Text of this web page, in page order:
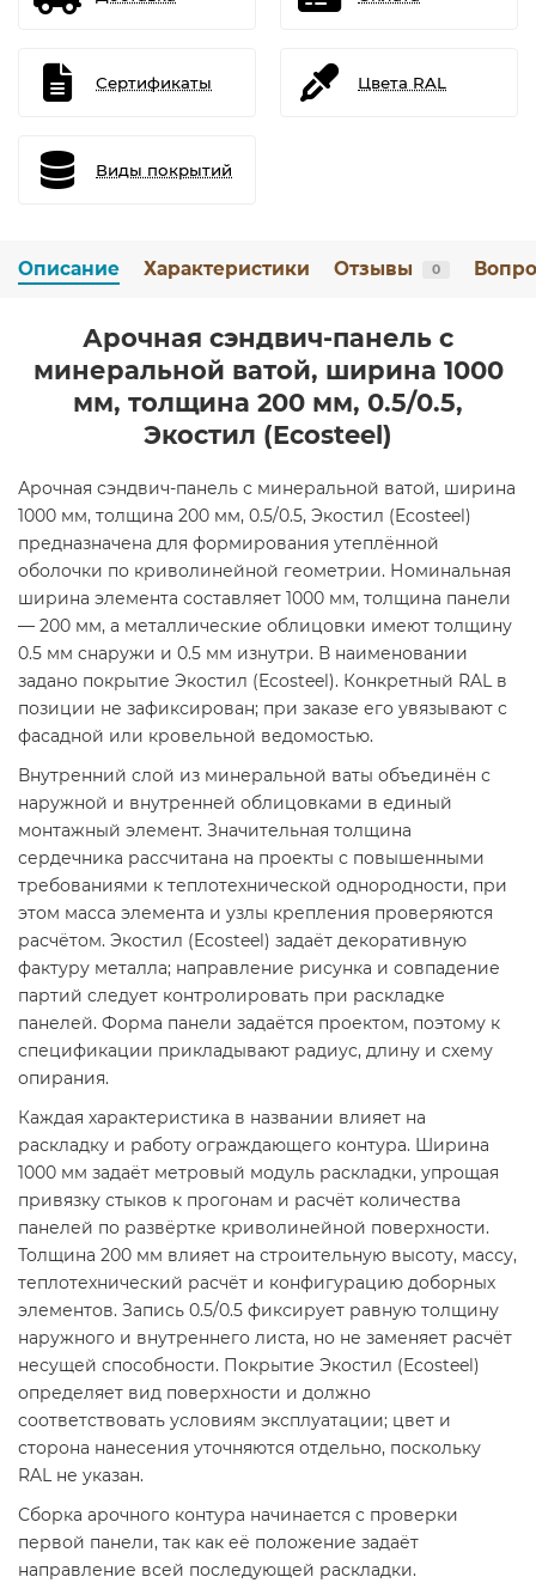
Сертификаты Цвета RAL
Виды покрытий
Описание Характеристики Отзывы 0
Арочная сэндвич-панель с
минеральной ватой, ширина 1000
мм, толщина 200 мм, 0.5/0.5,
Экостил (Ecosteel)
Арочная сэндвич-панель с минеральной ватой, ширина
1000 мм, толщина 200 мм, 0.5/0.5, Экостил (Ecosteel)
предназначена для формирования утеплённой
оболочки по криволинейной геометрии. Номинальная
ширина элемента составляет 1000 мм, толщина панели
— 200 мм, а металлические облицовки имеют толщину
0.5 мм снаружи и 0.5 мм изнутри. В наименовании
задано покрытие Экостил (Ecosteel). Конкретный RAL в
позиции не зафиксирован; при заказе его увязывают с
фасадной или кровельной ведомостью.
Внутренний слой из минеральной ваты объединён с
наружной и внутренней облицовками в единый
монтажный элемент. Значительная толщина
сердечника рассчитана на проекты с повышенными
требованиями к теплотехнической однородности, при
этом масса элемента и узлы крепления проверяются
расчётом. Экостил (Ecosteel) задаёт декоративную
фактуру металла; направление рисунка и совпадение
партий следует контролировать при раскладке
панелей. Форма панели задаётся проектом, поэтому к
спецификации прикладывают радиус, длину и схему
опирания.
Каждая характеристика в названии влияет на
раскладку и работу ограждающего контура. Ширина
1000 мм задаёт метровый модуль раскладки, упрощая
привязку стыков к прогонам и расчёт количества
панелей по развёртке криволинейной поверхности.
Толщина 200 мм влияет на строительную высоту, массу,
теплотехнический расчёт и конфигурацию доборных
элементов. Запись 0.5/0.5 фиксирует равную толщину
наружного и внутреннего листа, но не заменяет расчёт
несущей способности. Покрытие Экостил (Ecosteel)
определяет вид поверхности и должно
соответствовать условиям эксплуатации; цвет и
сторона нанесения уточняются отдельно, поскольку
RAL не указан.
Сборка арочного контура начинается с проверки
первой панели, так как её положение задаёт
направление всей последующей раскладки.